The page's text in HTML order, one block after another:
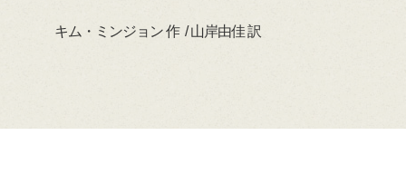
キム・ミンジョン 作 / 山岸由佳 訳